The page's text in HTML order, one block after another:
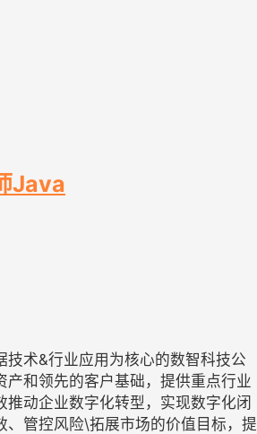
Java
技术&行业应用为核心的数智科技公
产和领先的客户基础，提供重点行业
推动企业数字化转型，实现数字化闭
、管控风险\拓展市场的价值目标，提